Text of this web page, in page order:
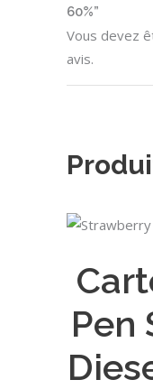
60%”
Vous devez
avis.
Pen